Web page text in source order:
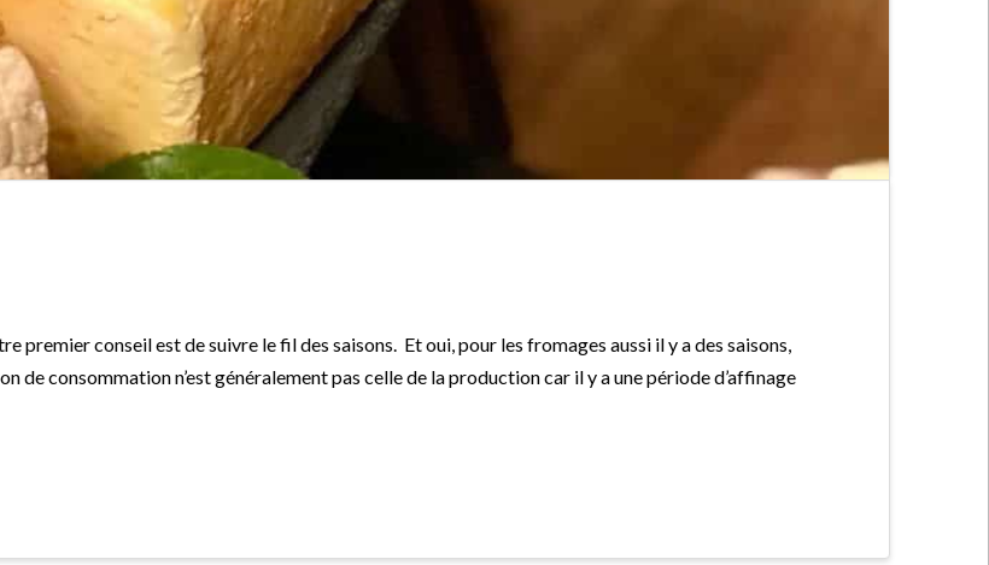
premier conseil est de suivre le fil des saisons. Et oui, pour les fromages aussi il y a des saisons,
de consommation n’est généralement pas celle de la production car il y a une période d’affinage